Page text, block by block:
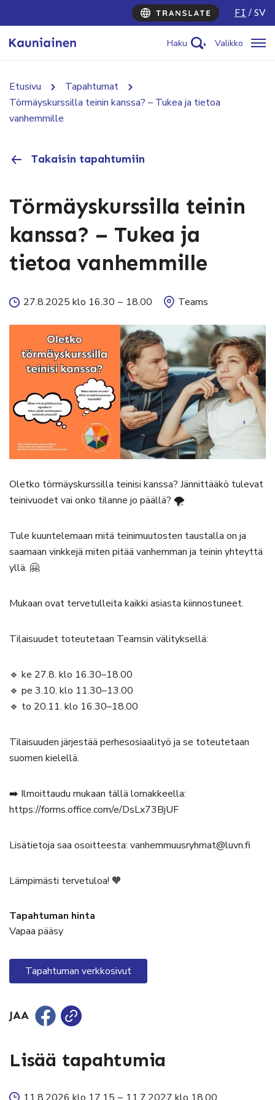
FI SV
Haku Valikko
Etusivu
Tapahtumat
Törmäyskurssilla teinin kanssa? – Tukea ja tietoa
vanhemmille
Takaisin tapahtumiin
Törmäyskurssilla teinin
kanssa? – Tukea ja
tietoa vanhemmille
27.8.2025 klo 16.30 – 18.00 Teams
Oletko törmäyskurssilla teinisi kanssa? Jännittääkö tulevat
teinivuodet vai onko tilanne jo päällä? 🌪️
Tule kuuntelemaan mitä teinimuutosten taustalla on ja
saamaan vinkkejä miten pitää vanhemman ja teinin yhteyttä
yllä. 🤗
Mukaan ovat tervetulleita kaikki asiasta kiinnostuneet.
Tilaisuudet toteutetaan Teamsin välityksellä:
🔹 ke 27.8. klo 16.30–18.00
🔹 pe 3.10. klo 11.30–13.00
🔹 to 20.11. klo 16.30–18.00
Tilaisuuden järjestää perhesosiaalityö ja se toteutetaan
suomen kielellä.
➡️ Ilmoittaudu mukaan tällä lomakkeella:
https://forms.office.com/e/DsLx73BjUF
Lisätietoja saa osoitteesta: vanhemmuusryhmat@luvn.fi
Lämpimästi tervetuloa! 🧡
Tapahtuman hinta
Vapaa pääsy
Tapahtuman verkkosivut
JAA
Lisää tapahtumia